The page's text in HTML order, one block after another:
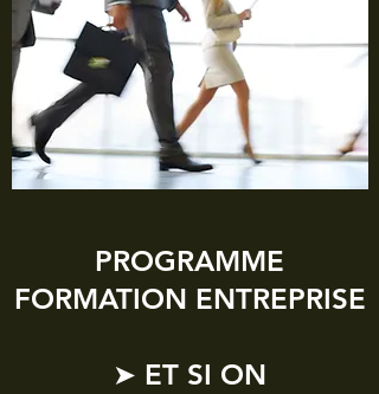
PROGRAMME
FORMATION ENTREPRISE
➤ ET SI ON